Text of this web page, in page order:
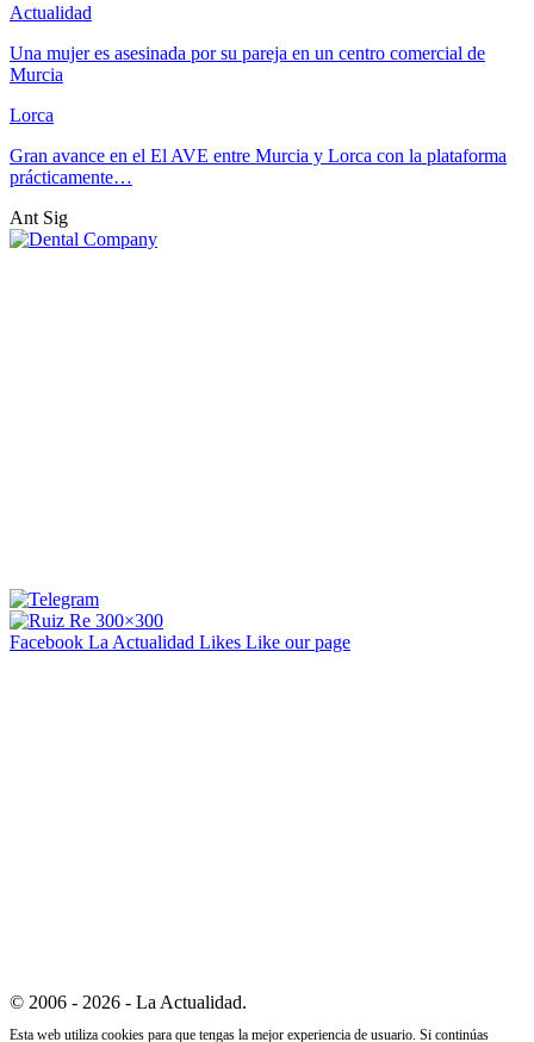
Actualidad
Una mujer es asesinada por su pareja en un centro comercial de
Murcia
Lorca
Gran avance en el El AVE entre Murcia y Lorca con la plataforma
prácticamente…
Ant Sig
Facebook La Actualidad Likes Like our page
© 2006 - 2026 - La Actualidad.
Esta web utiliza cookies para que tengas la mejor experiencia de usuario. Si continúas